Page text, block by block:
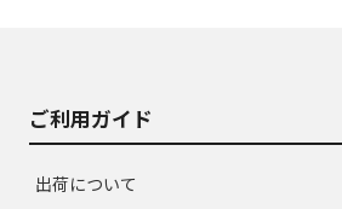
ご利用ガイド
出荷について